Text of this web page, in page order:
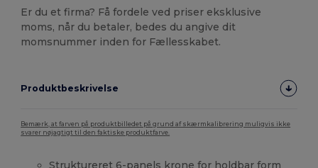
Er du et firma? Få fordele ved priser eksklusive
moms, når du betaler, bedes du angive dit
momsnummer inden for Fællesskabet.
Produktbeskrivelse
Bemærk, at farven på produktbilledet på grund af skærmkalibrering muligvis ikke
svarer nøjagtigt til den faktiske produktfarve.
Struktureret 6-panels krone for holdbar form